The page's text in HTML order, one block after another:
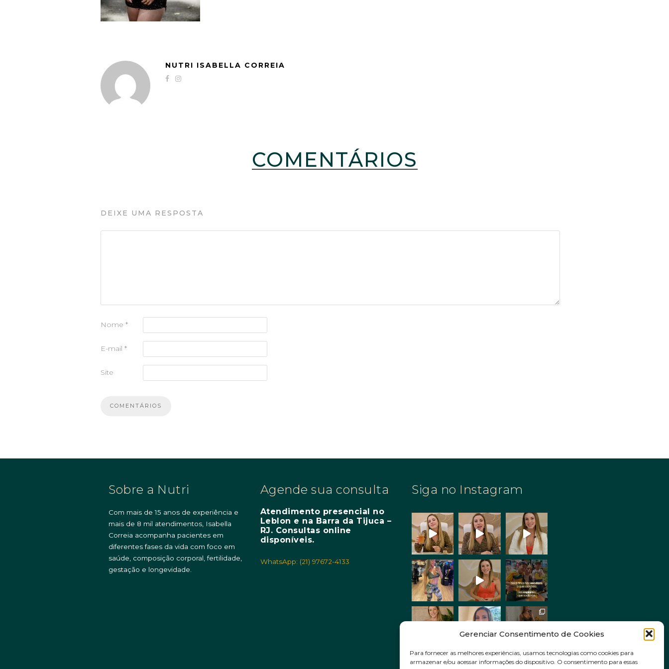
Gerenciar Consentimento de Cookies
Para fornecer as melhores experiências, usamos tecnologias como cookies para
armazenar e/ou acessar informações do dispositivo. O consentimento para essas
NUTRI ISABELLA CORREIA
COMENTÁRIOS
DEIXE UMA RESPOSTA
Nome *
E-mail *
Site
Sobre a Nutri
Com mais de 15 anos de experiência e
mais de 8 mil atendimentos, Isabella
Correia acompanha pacientes em
diferentes fases da vida com foco em
saúde, composição corporal, fertilidade,
gestação e longevidade.
Agende sua consulta
Atendimento presencial no
Leblon e na Barra da Tijuca –
RJ. Consultas online
disponíveis.
WhatsApp: (21) 97672-4133
Siga no Instagram
Siga no Instagram